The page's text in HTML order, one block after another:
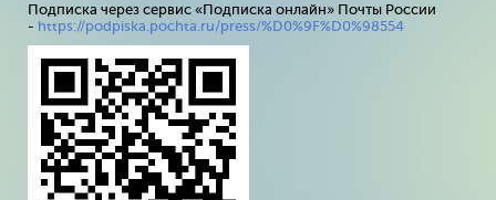
Подписка через сервис «Подписка онлайн» Почты России
- https://podpiska.pochta.ru/press/%D0%9F%D0%98554